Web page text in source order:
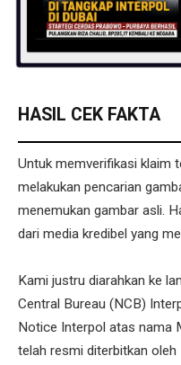
HASIL CEK FAKTA
Untuk memverifikasi klaim
melakukan pencarian
menemukan gambar asli.
dari media kredibel yang
Kami justru diarahkan ke
Central Bureau (NCB)
Notice Interpol atas nama
telah resmi diterbitkan